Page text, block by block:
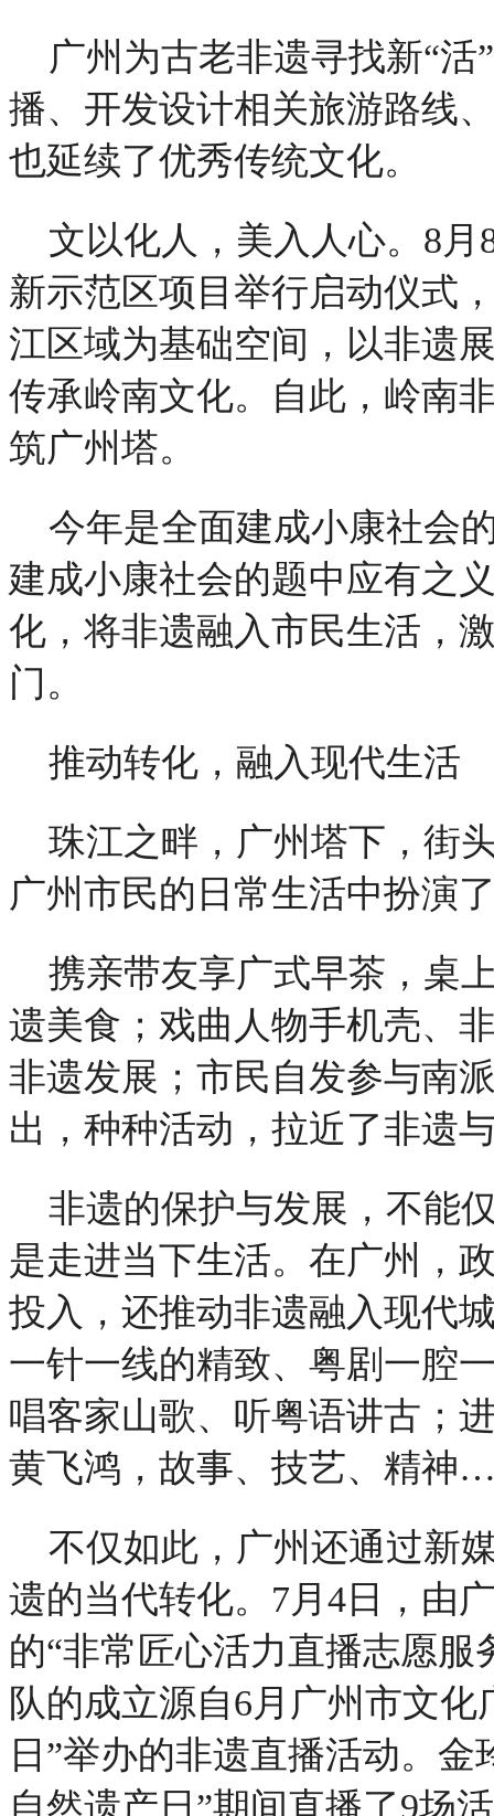
广州为古老非遗寻找新“
播、开发设计相关旅游路线
也延续了优秀传统文化。
文以化人，美入人心。8
新示范区项目举行启动仪式
江区域为基础空间，以非遗
传承岭南文化。自此，岭南
筑广州塔。
今年是全面建成小康社会
建成小康社会的题中应有之
化，将非遗融入市民生活，
门。
推动转化，融入现代生活
珠江之畔，广州塔下，街
广州市民的日常生活中扮演
携亲带友享广式早茶，桌
遗美食；戏曲人物手机壳、
非遗发展；市民自发参与南
出，种种活动，拉近了非遗
非遗的保护与发展，不能
是走进当下生活。在广州，
投入，还推动非遗融入现代
一针一线的精致、粤剧一腔
唱客家山歌、听粤语讲古；
黄飞鸿，故事、技艺、精
不仅如此，广州还通过新
遗的当代转化。7月4日，由
的“非常匠心活力直播志愿
队的成立源自6月广州市文
日”举办的非遗直播活动。
自然遗产日”期间直播了9场